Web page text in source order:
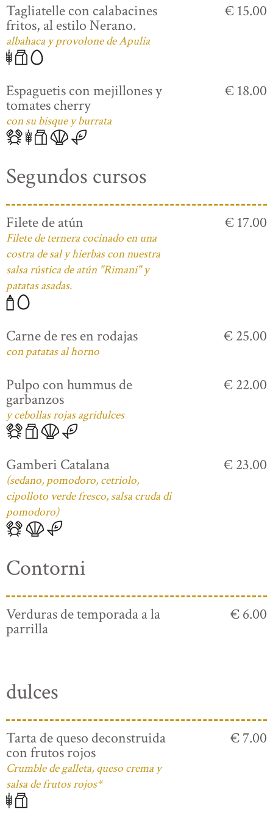
Tagliatelle con calabacines
fritos, al estilo Nerano.
albahaca y provolone de Apulia
€ 15.00
Espaguetis con mejillones y
tomates cherry
con su bisque y burrata
€ 18.00
Segundos cursos
Filete de atún
Filete de ternera cocinado en una
costra de sal y hierbas con nuestra
salsa rústica de atún "Rimani" y
patatas asadas.
€ 17.00
Carne de res en rodajas
con patatas al horno
€ 25.00
Pulpo con hummus de
garbanzos
y cebollas rojas agridulces
€ 22.00
Gamberi Catalana
(sedano, pomodoro, cetriolo,
cipolloto verde fresco, salsa cruda di
pomodoro)
€ 23.00
Contorni
Verduras de temporada a la
parrilla
€ 6.00
dulces
Tarta de queso deconstruida
con frutos rojos
Crumble de galleta, queso crema y
salsa de frutos rojos*
€ 7.00